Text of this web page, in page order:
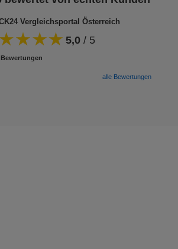
Vergleichsportal Österreich
5,0 / 5
Bewertungen
alle Bewertungen